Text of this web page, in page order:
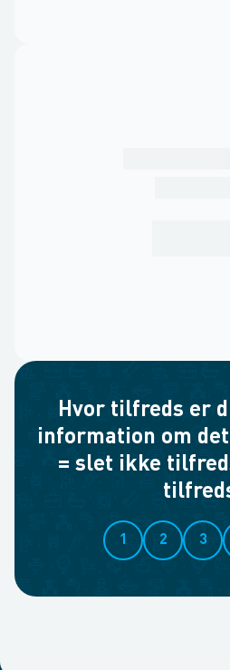
Hvor tilfreds er
information om
= slet ikke
1 2 3